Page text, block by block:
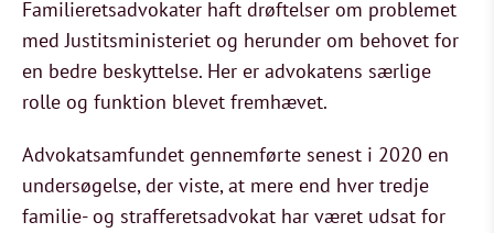
Familieretsadvokater haft drøftelser om problemet
med Justitsministeriet og herunder om behovet for
en bedre beskyttelse. Her er advokatens særlige
rolle og funktion blevet fremhævet.
Advokatsamfundet gennemførte senest i 2020 en
undersøgelse, der viste, at mere end hver tredje
familie- og strafferetsadvokat har været udsat for